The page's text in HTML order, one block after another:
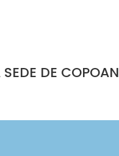
DE COPOAN